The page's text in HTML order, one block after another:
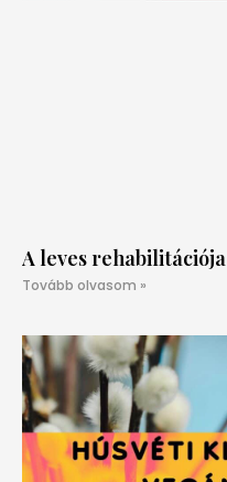
A leves rehabilitációja
Tovább olvasom »